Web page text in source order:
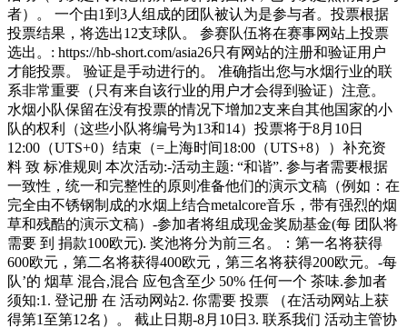
者）。 一个由1到3人组成的团队被认为是参与者。投票根据
投票结果，将选出12支球队。 参赛队伍将在赛事网站上投票
选出。: https://hb-short.com/asia26只有网站的注册和验证用户
才能投票。 验证是手动进行的。 准确指出您与水烟行业的联
系非常重要（只有来自该行业的用户才会得到验证）注意。
水烟小队保留在没有投票的情况下增加2支来自其他国家的小
队的权利（这些小队将编号为13和14）投票将于8月10日
12:00（UTS+0）结束（=上海时间18:00（UTS+8））补充资
料 致 标准规则 本次活动:-活动主题: “和谐”. 参与者需要根据
一致性，统一和完整性的原则准备他们的演示文稿（例如：在
完全由不锈钢制成的水烟上结合metalcore音乐，带有强烈的烟
草和残酷的演示文稿）-参加者将组成现金奖励基金(每 团队将
需要 到 捐款100欧元). 奖池将分为前三名。：第一名将获得
600欧元，第二名将获得400欧元，第三名将获得200欧元。-每
队’的 烟草 混合,混合 应包含至少 50% 任何一个 茶味.参加者
须知:1. 登记册 在 活动网站2. 你需要 投票 （在活动网站上获
得第1至第12名）。 截止日期-8月10日3. 联系我们 活动主管协